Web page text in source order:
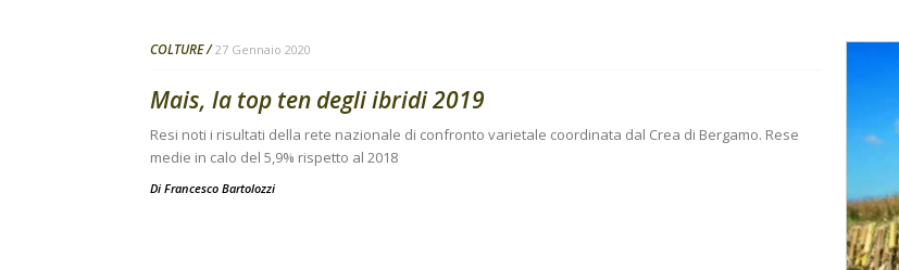
COLTURE 27 Gennaio 2020
Mais, la top ten degli ibridi 2019
Resi noti i risultati della rete nazionale di confronto varietale coordinata dal Crea di Bergamo. Rese
medie in calo del 5,9% rispetto al 2018
Di Francesco Bartolozzi